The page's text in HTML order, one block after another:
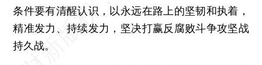
条件要有清醒认识，以永远在路上的坚韧和执着，
精准发力、持续发力，坚决打赢反腐败斗争攻坚战
持久战。